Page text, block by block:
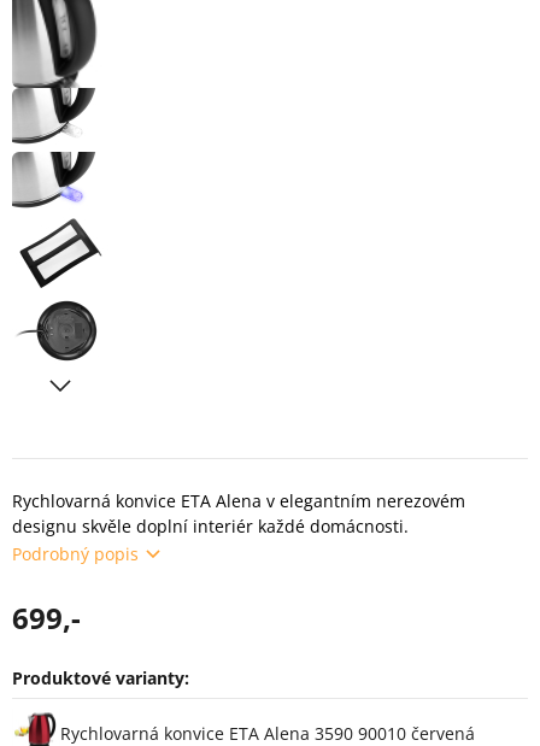
Rychlovarná konvice ETA Alena v elegantním nerezovém
designu skvěle doplní interiér každé domácnosti.
Podrobný popis
699,-
Produktové varianty:
Varianty
Rychlovarná konvice ETA Alena 3590 90010 červená